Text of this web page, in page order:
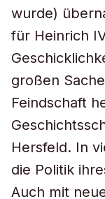
wurde)
für Heinrich
großen
Feindschaft
Hersfeld. In
die Politik
Auch mit